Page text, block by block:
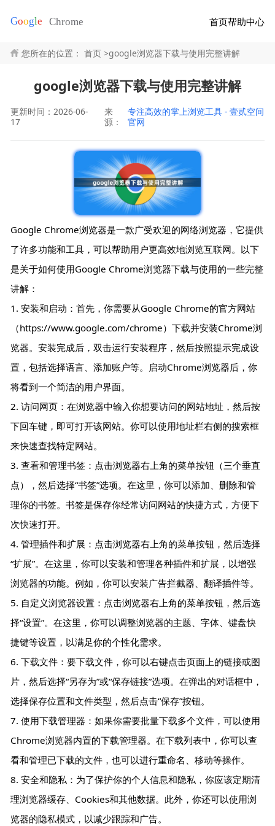
首页帮助中心
您所在的位置： 首页 >google浏览器下载与使用完整讲解
google浏览器下载与使用完整讲解
更新时间：2026-06-
17
来
源：
专注高效的掌上浏览工具 - 壹贰空间
官网
Google Chrome浏览器是一款广受欢迎的网络浏览器，它提供
了许多功能和工具，可以帮助用户更高效地浏览互联网。以下
是关于如何使用Google Chrome浏览器下载与使用的一些完整
讲解：
1. 安装和启动：首先，你需要从Google Chrome的官方网站
（https://www.google.com/chrome）下载并安装Chrome浏
览器。安装完成后，双击运行安装程序，然后按照提示完成设
置，包括选择语言、添加账户等。启动Chrome浏览器后，你
将看到一个简洁的用户界面。
2. 访问网页：在浏览器中输入你想要访问的网站地址，然后按
下回车键，即可打开该网站。你可以使用地址栏右侧的搜索框
来快速查找特定网站。
3. 查看和管理书签：点击浏览器右上角的菜单按钮（三个垂直
点），然后选择“书签”选项。在这里，你可以添加、删除和管
理你的书签。书签是保存你经常访问网站的快捷方式，方便下
次快速打开。
4. 管理插件和扩展：点击浏览器右上角的菜单按钮，然后选择
“扩展”。在这里，你可以安装和管理各种插件和扩展，以增强
浏览器的功能。例如，你可以安装广告拦截器、翻译插件等。
5. 自定义浏览器设置：点击浏览器右上角的菜单按钮，然后选
择“设置”。在这里，你可以调整浏览器的主题、字体、键盘快
捷键等设置，以满足你的个性化需求。
6. 下载文件：要下载文件，你可以右键点击页面上的链接或图
片，然后选择“另存为”或“保存链接”选项。在弹出的对话框中，
选择保存位置和文件类型，然后点击“保存”按钮。
7. 使用下载管理器：如果你需要批量下载多个文件，可以使用
Chrome浏览器内置的下载管理器。在下载列表中，你可以查
看和管理已下载的文件，也可以进行重命名、移动等操作。
8. 安全和隐私：为了保护你的个人信息和隐私，你应该定期清
理浏览器缓存、Cookies和其他数据。此外，你还可以使用浏
览器的隐私模式，以减少跟踪和广告。